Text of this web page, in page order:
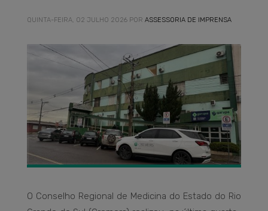
QUINTA-FEIRA, 02 JULHO 2026 POR ASSESSORIA DE IMPRENSA
O Conselho Regional de Medicina do Estado do Rio